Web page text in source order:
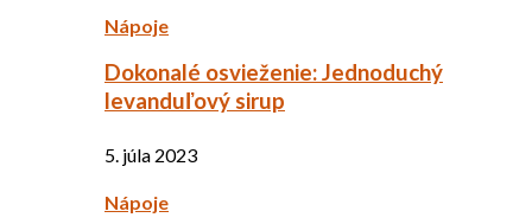
Nápoje
Dokonalé osvieženie: Jednoduchý
levanduľový sirup
5. júla 2023
Nápoje